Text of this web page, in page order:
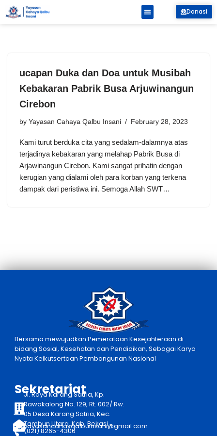
Donasi
ucapan Duka dan Doa untuk Musibah
Kebakaran Pabrik Busa Arjuwinangun
Cirebon
by Yayasan Cahaya Qalbu Insani February 28, 2023
Kami turut berduka cita yang sedalam-dalamnya atas
terjadinya kebakaran yang melahap Pabrik Busa di
Arjawinangun Cirebon. Kami sangat prihatin dengan
kerugian yang dialami oleh para korban yang terkena
dampak dari peristiwa ini. Semoga Allah SWT…
Bersama mewujudkan Pemerataan Kesejahteraan di
bidang Sosial, Kesehatan dan Pendidikan, Sebagai Karya
Nyata Keikutsertaan Pembangunan Nasional
Sekretariat
Jl. Raya Karang Satria, Kp.
Rawakalong No. 129, Rt. 002/ Rw.
05 Desa Karang Satria, Kec.
Tambun Utara, Kab. Bekasi
yayasancahayqalbuinsani@gmail.com
(021) 8265-4306